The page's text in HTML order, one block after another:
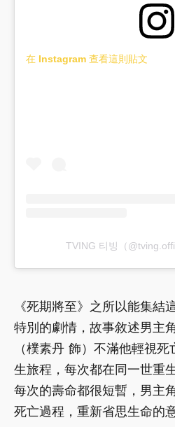
在 Instagram 查看這則貼文
TVING 티빙（
《死期將至》之所以能集結
特別的劇情，故事敘述男主
（樸素丹 飾）不滿他輕視
生旅程，每次都在同一世重
每次的壽命都很短暫，男主
死亡過程，重新省思生命的意